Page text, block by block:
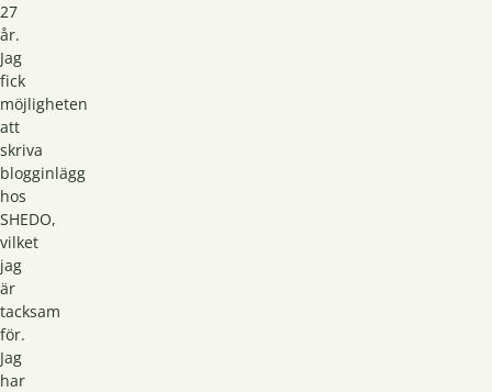
27
år.
Jag
fick
möjligheten
att
skriva
blogginlägg
hos
SHEDO,
vilket
jag
är
tacksam
för.
Jag
har